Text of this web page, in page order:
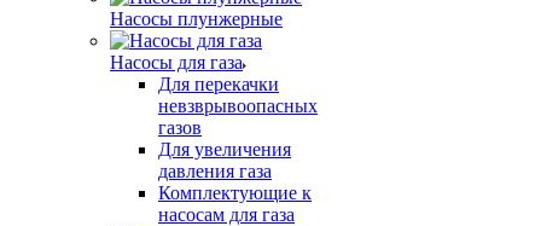
Насосы плунжерные
Насосы для газа
Для перекачки
невзврывоопасных
газов
Для увеличения
давления газа
Комплектующие к
насосам для газа